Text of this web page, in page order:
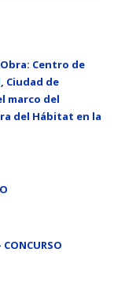
Centro de
Ciudad de
marco del
del Hábitat en la
CONCURSO